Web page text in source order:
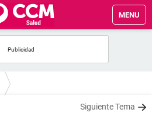
MENU
Siguiente Tema